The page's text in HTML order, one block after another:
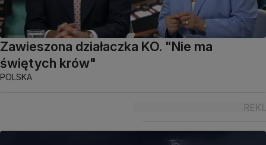
Zawieszona działaczka KO. "Nie ma
świętych krów"
POLSKA